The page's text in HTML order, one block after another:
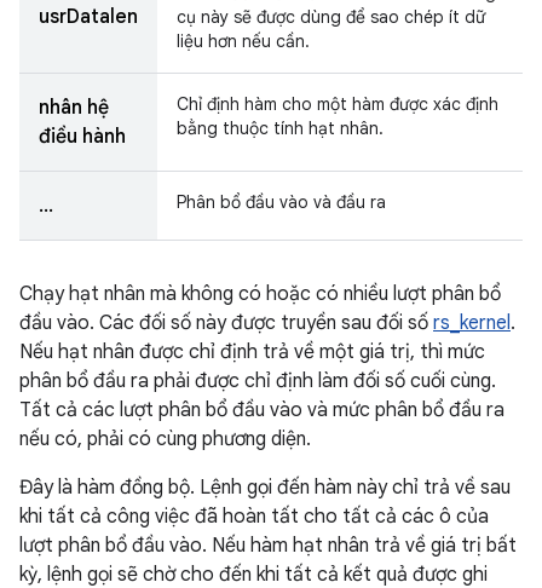
usrDatalen
cụ này sẽ được dùng để sao chép ít dữ
liệu hơn nếu cần.
nhân hệ
điều hành
Chỉ định hàm cho một hàm được xác định
bằng thuộc tính hạt nhân.
... Phân bổ đầu vào và đầu ra
Chạy hạt nhân mà không có hoặc có nhiều lượt phân bổ
đầu vào. Các đối số này được truyền sau đối số rs_kernel.
Nếu hạt nhân được chỉ định trả về một giá trị, thì mức
phân bổ đầu ra phải được chỉ định làm đối số cuối cùng.
Tất cả các lượt phân bổ đầu vào và mức phân bổ đầu ra
nếu có, phải có cùng phương diện.
Đây là hàm đồng bộ. Lệnh gọi đến hàm này chỉ trả về sau
khi tất cả công việc đã hoàn tất cho tất cả các ô của
lượt phân bổ đầu vào. Nếu hàm hạt nhân trả về giá trị bất
kỳ, lệnh gọi sẽ chờ cho đến khi tất cả kết quả được ghi